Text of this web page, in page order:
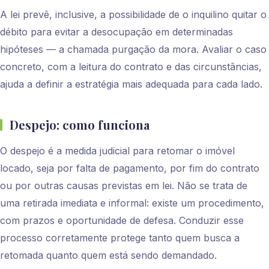
A lei prevê, inclusive, a possibilidade de o inquilino quitar o
débito para evitar a desocupação em determinadas
hipóteses — a chamada purgação da mora. Avaliar o caso
concreto, com a leitura do contrato e das circunstâncias,
ajuda a definir a estratégia mais adequada para cada lado.
Despejo: como funciona
O despejo é a medida judicial para retomar o imóvel
locado, seja por falta de pagamento, por fim do contrato
ou por outras causas previstas em lei. Não se trata de
uma retirada imediata e informal: existe um procedimento,
com prazos e oportunidade de defesa. Conduzir esse
processo corretamente protege tanto quem busca a
retomada quanto quem está sendo demandado.